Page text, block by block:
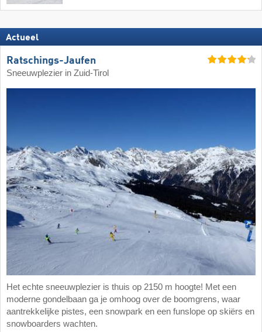
Actueel
Ratschings-Jaufen
Sneeuwplezier in Zuid-Tirol
Het echte sneeuwplezier is thuis op 2150 m hoogte! Met een
moderne gondelbaan ga je omhoog over de boomgrens, waar
aantrekkelijke pistes, een snowpark en een funslope op skiërs en
snowboarders wachten.